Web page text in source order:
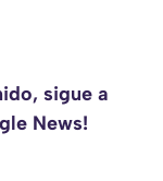
sigue a
News!